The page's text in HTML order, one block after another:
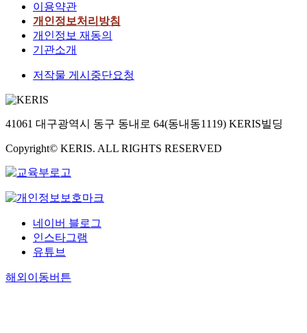
이용약관
개인정보처리방침
개인정보 재동의
기관소개
저작물 게시중단요청
41061 대구광역시 동구 동내로 64(동내동1119) KERIS빌딩
Copyright© KERIS. ALL RIGHTS RESERVED
네이버 블로그
인스타그램
유튜브
해외이동버튼